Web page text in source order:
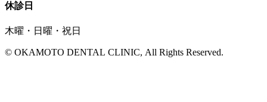
休診日
木曜・日曜・祝日
© OKAMOTO DENTAL CLINIC, All Rights Reserved.